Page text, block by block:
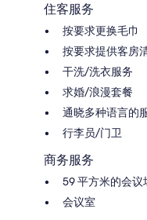
住客服务
按要求更换毛巾
按要求提供客房
干洗/洗衣服务
求婚/浪漫套餐
通晓多种语言的
行李员/门卫
商务服务
59 平方米的会议
会议室